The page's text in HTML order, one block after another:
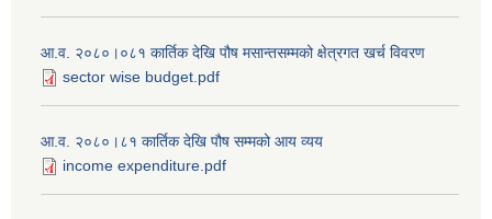
आ.व. २०८०।०८१ कार्तिक देखि पौष मसान्तसम्मको क्षेत्रगत खर्च विवरण
sector wise budget.pdf
आ.व. २०८०।८१ कार्तिक देखि पौष सम्मको आय व्यय
income expenditure.pdf